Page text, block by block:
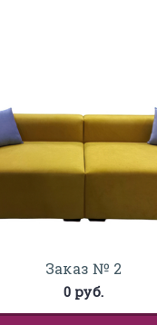
Заказ № 2
0 руб.